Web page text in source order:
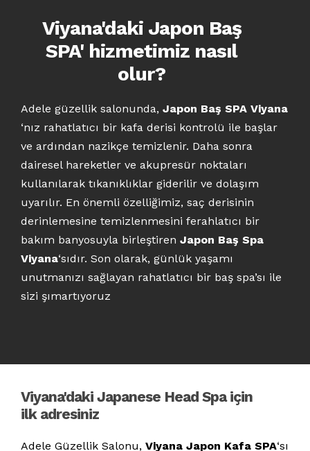
Viyana'daki Japon Baş
SPA' hizmetimiz nasıl
olur?
Adele güzellik salonunda, Japon Baş SPA Viyana
‘nız rahatlatıcı bir kafa derisi kontrolü ile başlar
ve ardından nazikçe temizlenir. Daha sonra
dairesel hareketler ve akupresür noktaları
kullanılarak tıkanıklıklar giderilir ve dolaşım
uyarılır. En önemli özelliğimiz, saç derisinin
derinlemesine temizlenmesini ferahlatıcı bir
bakım banyosuyla birleştiren Japon Baş Spa
Viyana‘sıdır. Son olarak, günlük yaşamı
unutmanızı sağlayan rahatlatıcı bir baş spa’sı ile
sizi şımartıyoruz
Viyana'daki Japanese Head Spa için
ilk adresiniz
Adele Güzellik Salonu, Viyana Japon Kafa SPA‘sı